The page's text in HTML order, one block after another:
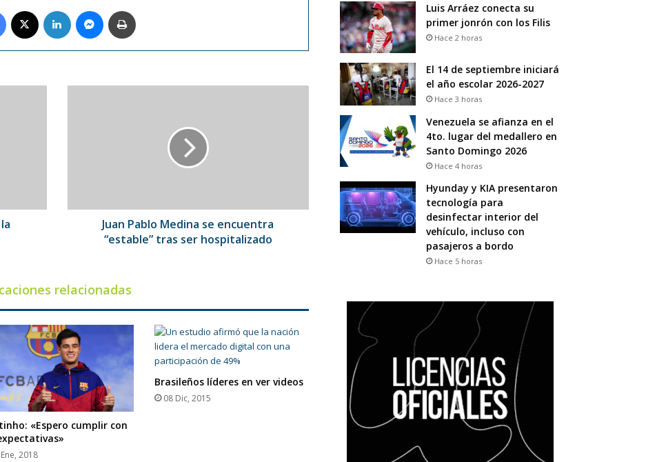
Facebook LinkedIn Messenger
hospitalizado
Juan Pablo Medina se encuentra
“estable” tras ser hospitalizado
relacionadas
«Espero cumplir con
2018
Brasileños líderes en ver videos
08 Dic, 2015
Luis Arráez conecta su
primer jonrón con los Filis
Hace 2 horas
El 14 de septiembre iniciará
el año escolar 2026-2027
Hace 3 horas
Venezuela se afianza en el
4to. lugar del medallero en
Santo Domingo 2026
Hace 4 horas
Hyunday y KIA presentaron
tecnología para
desinfectar interior del
vehículo, incluso con
pasajeros a bordo
Hace 5 horas